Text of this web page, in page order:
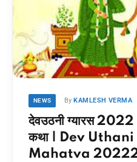
NEWS By KAMLESH VERMA
देवउठनी ग्यारस 2022
कथा | Dev
Mahatva